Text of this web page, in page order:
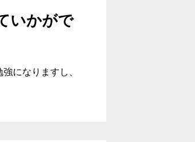
いかがで
になりますし、